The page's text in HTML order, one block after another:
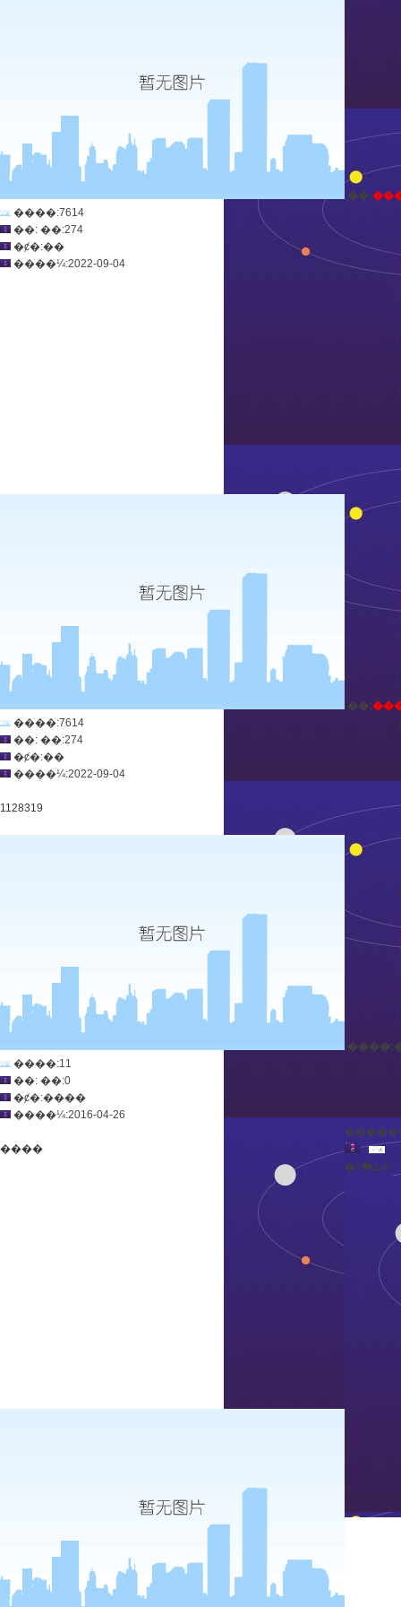
ְ��:
����:7614
��: ��:274
�ȼ�:��
����¼:2022-09-04
ְ��:
����:7614
��: ��:274
�ȼ�:��
����¼:2022-09-04
1128319
����:11
��: ��:0
�ȼ�:����
����¼:2016-04-26
����
������
�ظ�5¥